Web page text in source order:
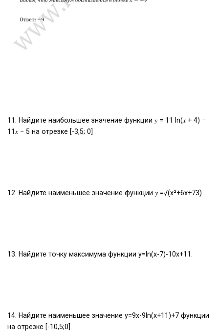
11. Найдите наибольшее значение функции 𝑦 = 11 ln(𝑥 + 4) −
11𝑥 − 5 на отрезке [-3,5; 0]
12. Найдите наименьшее значение функции 𝑦 =√(х²+6х+73)
13. Найдите точку максимума функции y=ln(x-7)-10x+11.
14. Найдите наименьшее значение y=9x-9ln(x+11)+7 функции
на отрезке [-10,5;0].